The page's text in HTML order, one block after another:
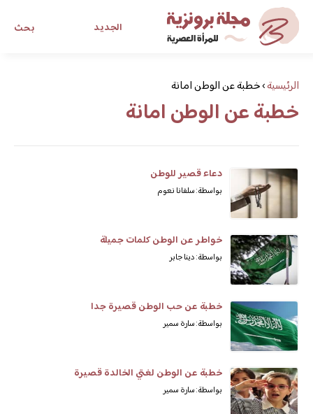
بحث الجديد
مجلة برونزية للفتاة العصرية
ابحث عن أي موضوع يهمك
الرئيسية›خطبة عن الوطن امانة
خطبة عن الوطن امانة
دعاء قصير للوطن
بواسطة: سلفانا نعوم
خواطر عن الوطن كلمات جميلة
بواسطة: دينا جابر
خطبة عن حب الوطن قصيرة جدا
بواسطة: سارة سمير
خطبة عن الوطن لغتي الخالدة قصيرة
بواسطة: سارة سمير